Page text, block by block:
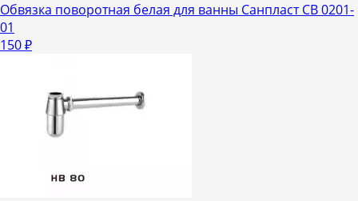
Обвязка поворотная белая для ванны Санпласт СВ 0201-
01
150₽